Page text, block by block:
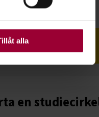
kakor är
alla
Läs om Cleo & Vanessa i
Cirkeln
en